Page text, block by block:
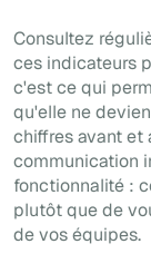
Consultez
ces indicateurs
c'est ce qui
qu'elle ne
chiffres avant et
communication
fonctionnalité :
plutôt que de
de vos équipes.